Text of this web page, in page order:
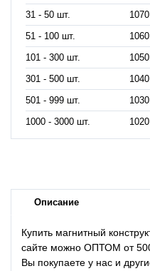
31 - 50 шт.
51 - 100 шт.
101 - 300 шт.
301 - 500 шт.
501 - 999 шт.
1000 - 3000 шт.
Описание
Купить магнитный
сайте можно ОПТОМ от
Вы покупаете у нас и